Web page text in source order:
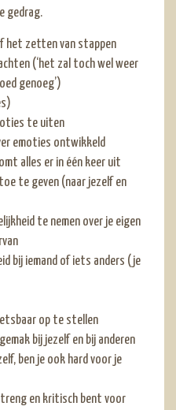
gedrag.
het zetten van stappen
(‘het zal toch wel weer
genoeg’)
te uiten
emoties ontwikkeld
alles er in één keer uit
te geven (naar jezelf en
te nemen over je eigen
bij iemand of iets anders (je
op te stellen
bij jezelf en bij anderen
ben je ook hard voor je
en kritisch bent voor